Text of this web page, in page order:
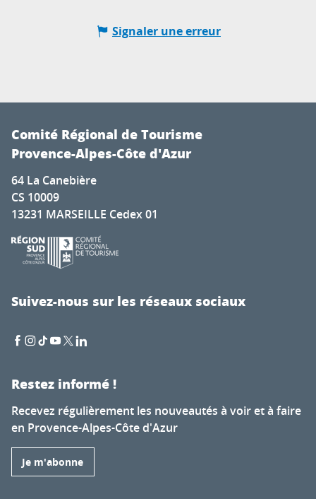
Signaler une erreur
Comité Régional de Tourisme
Provence-Alpes-Côte d'Azur
64 La Canebière
CS 10009
13231 MARSEILLE Cedex 01
Suivez-nous sur les réseaux sociaux
Restez informé !
Recevez régulièrement les nouveautés à voir et à faire
en Provence-Alpes-Côte d'Azur
Je m'abonne